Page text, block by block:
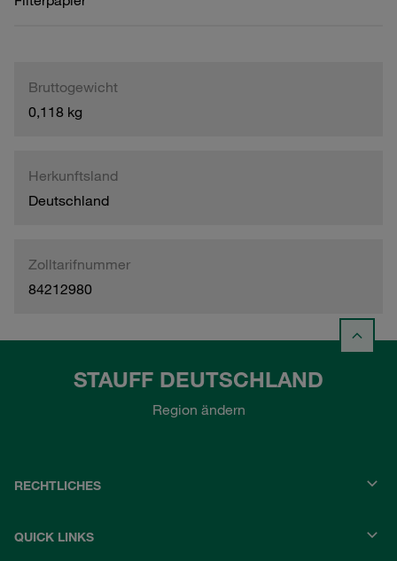
Bruttogewicht
0,118 kg
Herkunftsland
Deutschland
Zolltarifnummer
84212980
STAUFF DEUTSCHLAND
Region ändern
RECHTLICHES
QUICK LINKS